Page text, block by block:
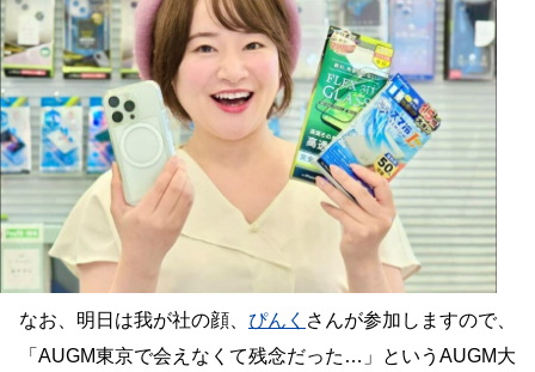
なお、明日は我が社の顔、 ぴんく さんが参加しますので、
「AUGM東京で会えなくて残念だった…」というAUGM大